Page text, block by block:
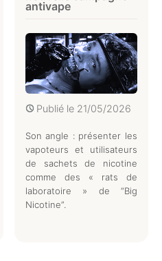
antivape
Publié le 21/05/2026
Son angle : présenter les
vapoteurs et utilisateurs
de sachets de nicotine
comme des « rats de
laboratoire » de “Big
Nicotine”.